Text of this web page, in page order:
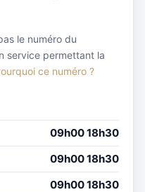
le numéro du
service permettant la
ce numéro ?
09h00 18h30
09h00 18h30
09h00 18h30